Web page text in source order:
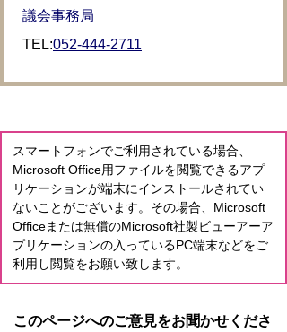
議会事務局
TEL:052-444-2711
スマートフォンでご利用されている場合、
Microsoft Office用ファイルを閲覧できるアプ
リケーションが端末にインストールされてい
ないことがございます。その場合、Microsoft
Officeまたは無償のMicrosoft社製ビューアーア
プリケーションの入っているPC端末などをご
利用し閲覧をお願い致します。
このページへのご意見をお聞かせくださ